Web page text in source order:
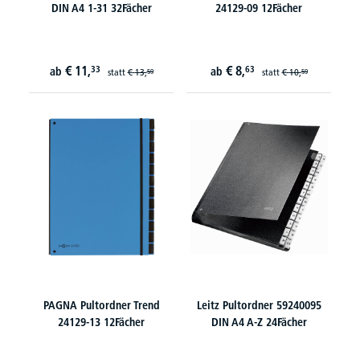
DIN A4 1-31 32Fächer
ab € 11,33 statt€ 13,59
24129-09 12Fächer
ab € 8,63 statt€ 10,59
PAGNA Pultordner Trend
24129-13 12Fächer
Leitz Pultordner 59240095
DIN A4 A-Z 24Fächer